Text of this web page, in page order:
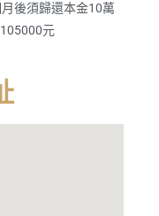
後須歸還本金10萬
元